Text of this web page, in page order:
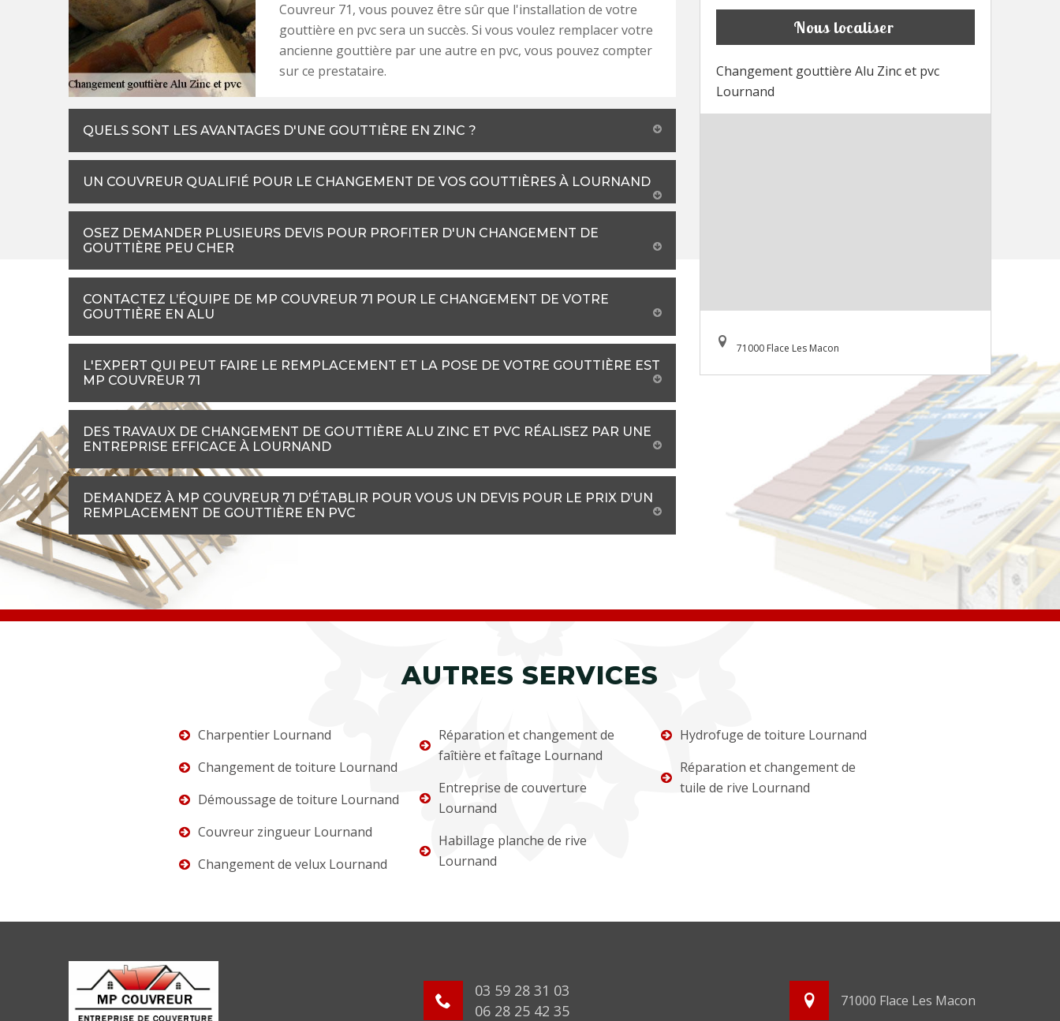
Couvreur 71, vous pouvez être sûr que l'installation de votre
gouttière en pvc sera un succès. Si vous voulez remplacer votre
ancienne gouttière par une autre en pvc, vous pouvez compter
sur ce prestataire.
QUELS SONT LES AVANTAGES D'UNE GOUTTIÈRE EN ZINC ?
UN COUVREUR QUALIFIÉ POUR LE CHANGEMENT DE VOS GOUTTIÈRES À LOURNAND
OSEZ DEMANDER PLUSIEURS DEVIS POUR PROFITER D'UN CHANGEMENT DE
GOUTTIÈRE PEU CHER
CONTACTEZ L’ÉQUIPE DE MP COUVREUR 71 POUR LE CHANGEMENT DE VOTRE
GOUTTIÈRE EN ALU
L'EXPERT QUI PEUT FAIRE LE REMPLACEMENT ET LA POSE DE VOTRE GOUTTIÈRE EST
MP COUVREUR 71
DES TRAVAUX DE CHANGEMENT DE GOUTTIÈRE ALU ZINC ET PVC RÉALISEZ PAR UNE
ENTREPRISE EFFICACE À LOURNAND
DEMANDEZ À MP COUVREUR 71 D'ÉTABLIR POUR VOUS UN DEVIS POUR LE PRIX D’UN
REMPLACEMENT DE GOUTTIÈRE EN PVC
Nous localiser
Changement gouttière Alu Zinc et pvc
Lournand
71000 Flace Les Macon
AUTRES SERVICES
Charpentier Lournand
Changement de toiture Lournand
Démoussage de toiture Lournand
Couvreur zingueur Lournand
Changement de velux Lournand
Réparation et changement de
faîtière et faîtage Lournand
Entreprise de couverture
Lournand
Habillage planche de rive
Lournand
Hydrofuge de toiture Lournand
Réparation et changement de
tuile de rive Lournand
03 59 28 31 03
06 28 25 42 35
71000 Flace Les Macon